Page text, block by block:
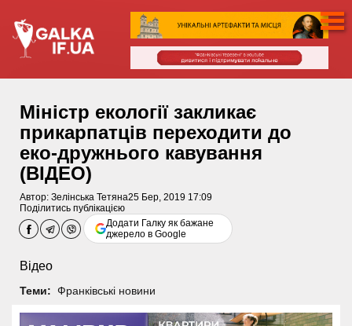
Міністр екології закликає
прикарпатців переходити до
еко-дружнього кавування
(ВІДЕО)
Автор: Зелінська Тетяна25 Бер, 2019 17:09
Поділитись публікацією
Додати Галку як бажане
джерело в Google
Відео
Теми: Франківські новини